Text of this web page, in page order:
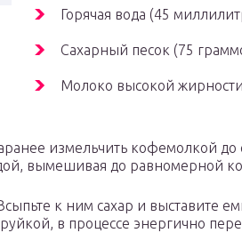
Горячая вода (45
Сахарный песок (75
Молоко высокой
измельчить кофемолкой до
вымешивая до равномерной
к ним сахар и выставите
в процессе энергично